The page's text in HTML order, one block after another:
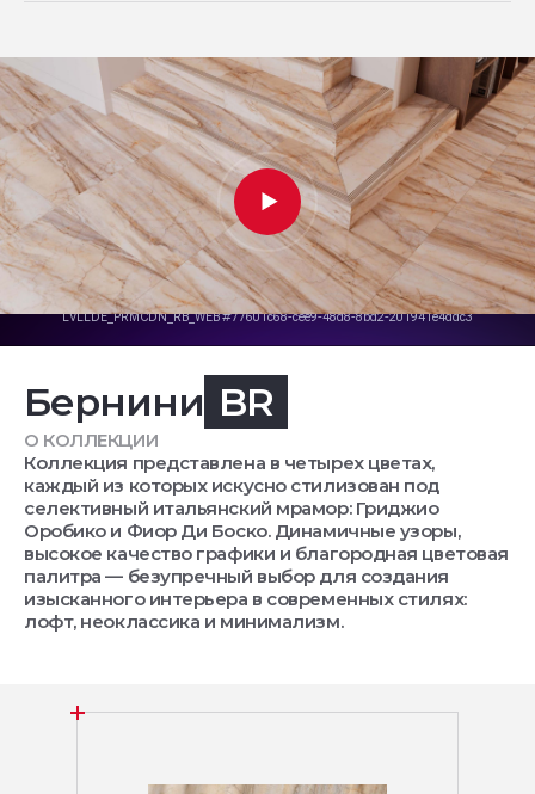
Бернини BR
О КОЛЛЕКЦИИ
Коллекция представлена в четырех цветах,
каждый из которых искусно стилизован под
селективный итальянский мрамор: Гриджио
Оробико и Фиор Ди Боско. Динамичные узоры,
высокое качество графики и благородная цветовая
палитра — безупречный выбор для создания
изысканного интерьера в современных стилях:
лофт, неоклассика и минимализм.